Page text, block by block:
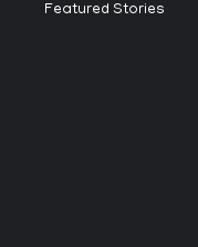
Featured Stories